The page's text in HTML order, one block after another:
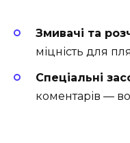
Змивачі та
міцність для
Спеціальні
коментарів —